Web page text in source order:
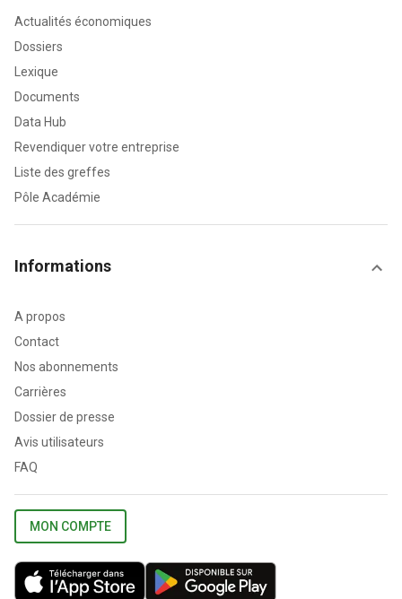
Actualités économiques
Dossiers
Lexique
Documents
Data Hub
Revendiquer votre entreprise
Liste des greffes
Pôle Académie
Informations
A propos
Contact
Nos abonnements
Carrières
Dossier de presse
Avis utilisateurs
FAQ
MON COMPTE